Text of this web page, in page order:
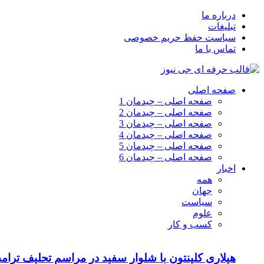
درباره ما
تبلیغات
سیاست حفظ حریم خصوصی
تماس با ما
صفحه اصلی
صفحه اصلی – چیدمان 1
صفحه اصلی – چیدمان 2
صفحه اصلی – چیدمان 3
صفحه اصلی – چیدمان 4
صفحه اصلی – چیدمان 5
صفحه اصلی – چیدمان 6
اخبار
همه
جهان
سیاست
علوم
کسب و کار
هیلاری کلینتون با شلوار سفید در مراسم تحلیف